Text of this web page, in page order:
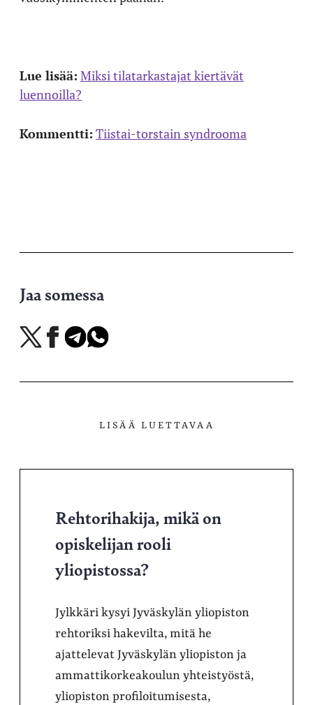
Lue lisää: Miksi tilatarkastajat kiertävät
luennoilla?
Kommentti: Tiistai-torstain syndrooma
Jaa somessa
Jaa
X-
Jaa
Facebookissa
Jaa
Telegramissa
Jaa
WhatsAppissa
LISÄÄ LUETTAVAA
Rehtorihakija, mikä on
opiskelijan rooli
yliopistossa?
Jylkkäri kysyi Jyväskylän yliopiston
rehtoriksi hakevilta, mitä he
ajattelevat Jyväskylän yliopiston ja
ammattikorkeakoulun yhteistyöstä,
yliopiston profiloitumisesta,